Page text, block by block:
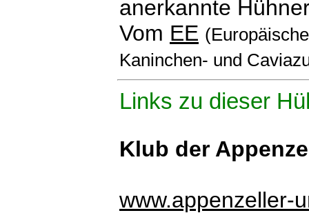
anerkannte
Vom EE
Kaninchen- und
Links zu dieser
Klub der
www.appenzeller-